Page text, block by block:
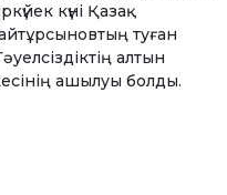
күні Қазақ
туған
алтын
ашылуы болды.